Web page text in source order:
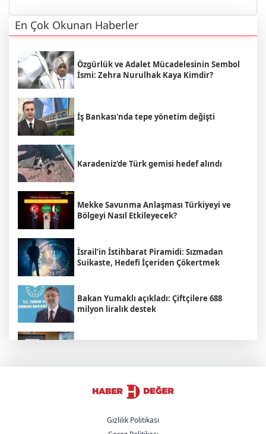
En Çok Okunan Haberler
Özgürlük ve Adalet Mücadelesinin Sembol
İsmi: Zehra Nurulhak Kaya Kimdir?
İş Bankası'nda tepe yönetim değişti
Karadeniz'de Türk gemisi hedef alındı
Mekke Savunma Anlaşması Türkiyeyi ve
Bölgeyi Nasıl Etkileyecek?
İsrail’in İstihbarat Piramidi: Sızmadan
Suikaste, Hedefi İçeriden Çökertmek
Bakan Yumaklı açıkladı: Çiftçilere 688
milyon liralık destek
Yeni Parti Manisa İl Başkanı tutuklandı
Gizlilik Politikası